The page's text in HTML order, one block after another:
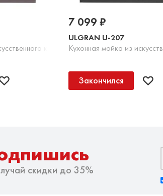
камня, 345 Шоколад
ULGRAN U-207
Кухонная мойка из
7 099 ₽
Закончился
скидки до 35%